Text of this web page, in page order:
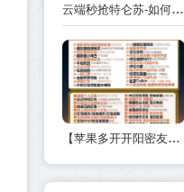
云端秒抢特仑苏-如何实现抢红包功能-工作原理解析
【苹果多开开阳密友功能-激活码商城版】另外支持虚拟视频功能